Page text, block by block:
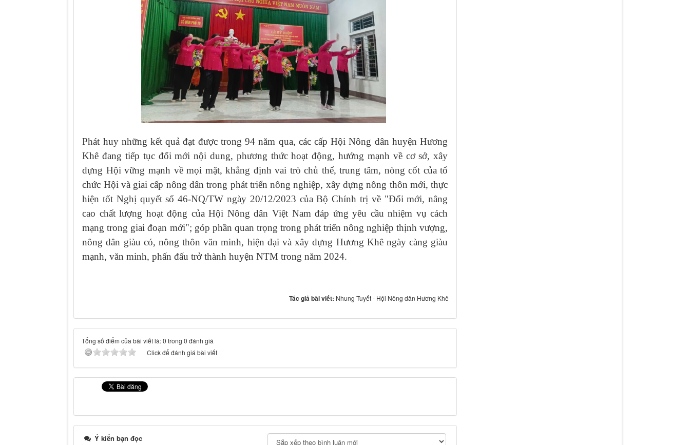
Phát huy những kết quả đạt được trong 94 năm qua, các cấp Hội Nông dân huyện Hương
Khê đang tiếp tục đổi mới nội dung, phương thức hoạt động, hướng mạnh về cơ sở, xây
dựng Hội vững mạnh về mọi mặt, khẳng định vai trò chủ thể, trung tâm, nòng cốt của tổ
chức Hội và giai cấp nông dân trong phát triển nông nghiệp, xây dựng nông thôn mới, thực
hiện tốt Nghị quyết số 46-NQ/TW ngày 20/12/2023 của Bộ Chính trị về "Đổi mới, nâng
cao chất lượng hoạt động của Hội Nông dân Việt Nam đáp ứng yêu cầu nhiệm vụ cách
mạng trong giai đoạn mới"; góp phần quan trọng trong phát triển nông nghiệp thịnh vượng,
nông dân giàu có, nông thôn văn minh, hiện đại và xây dựng Hương Khê ngày càng giàu
mạnh, văn minh, phấn đấu trở thành huyện NTM trong năm 2024.
Tác giả bài viết: Nhung Tuyết - Hội Nông dân Hương Khê
Tổng số điểm của bài viết là: 0 trong 0 đánh giá
Click để đánh giá bài viết
Ý kiến bạn đọc